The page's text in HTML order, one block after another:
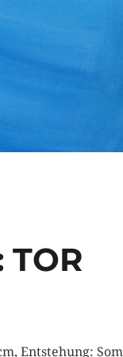
TOR
Entstehung: